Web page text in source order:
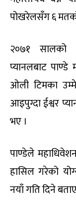
पोखरेलसँग ६
२०७१ सालको
प्यानलबाट
ओली टिमका
आइपुग्दा ईश्वर
भए ।
पाण्डेले
हासिल गरेको
नयाँ गति दिने